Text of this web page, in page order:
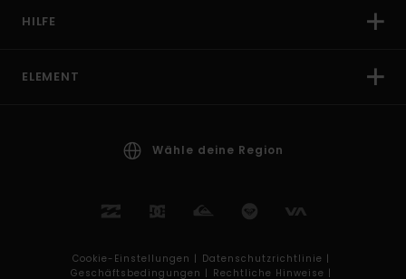
HILFE
ELEMENT
Wähle deine Region
Cookie-Einstellungen | Datenschutzrichtlinie |
Geschäftsbedingungen | Rechtliche Hinweise |